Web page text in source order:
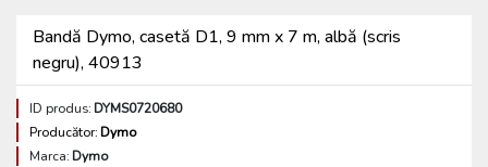
Bandă Dymo, casetă D1, 9 mm x 7 m, albă (scris
negru), 40913
ID produs:DYMS0720680
Producător:Dymo
Marca:Dymo